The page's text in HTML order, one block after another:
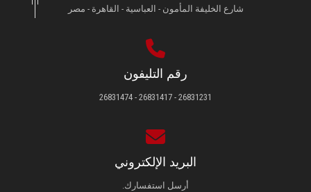
شارع الخليفة المأمون - العباسية - القاهرة - مصر
رقم التليفون
26831231 - 26831417 - 26831474
البريد الإلكتروني
أرسل استفسارك.